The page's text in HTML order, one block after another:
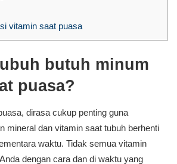
vitamin saat puasa
butuh minum
puasa?
dirasa cukup penting guna
mineral dan vitamin saat tubuh berhenti
waktu. Tidak semua vitamin
dengan cara dan di waktu yang